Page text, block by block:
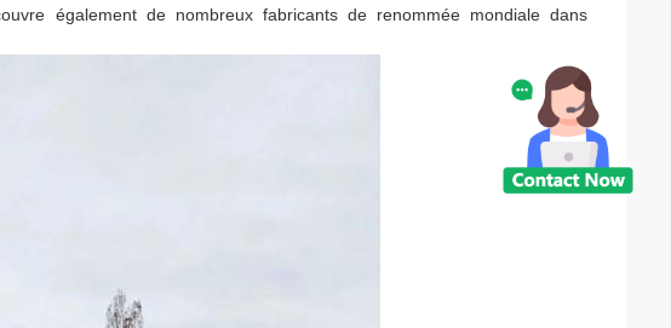
également de nombreux fabricants de renommée mondiale dans